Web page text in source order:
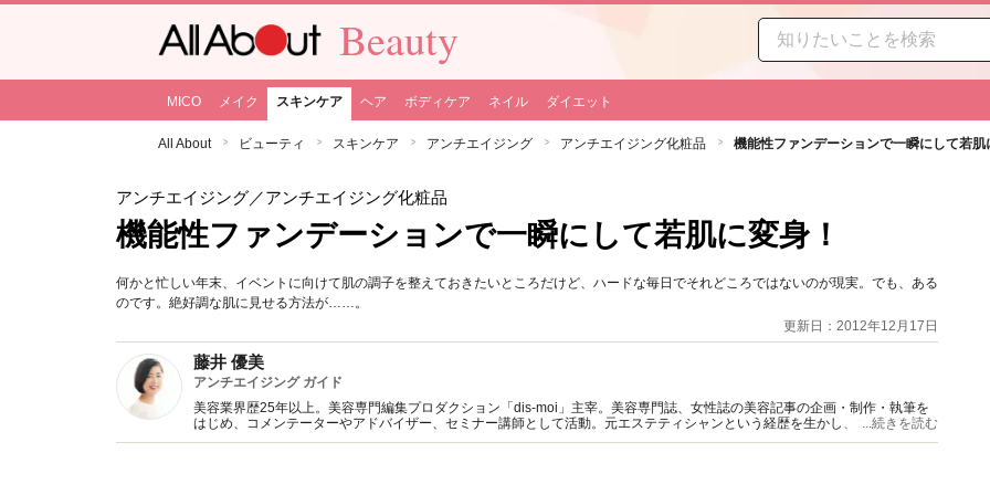
Beauty
MICO メイク スキンケア ヘア ボディケア ネイル ダイエット
All About ビューティ スキンケア アンチエイジング アンチエイジング化粧品 機能性ファンデーションで一瞬にして若肌
アンチエイジング／アンチエイジング化粧品
機能性ファンデーションで一瞬にして若肌に変身！
何かと忙しい年末、イベントに向けて肌の調子を整えておきたいところだけど、ハードな毎日でそれどころではないのが現実。でも、ある
のです。絶好調な肌に見せる方法が……。
更新日：2012年12月17日
藤井 優美
アンチエイジング ガイド
美容業界歴25年以上。美容専門編集プロダクション「dis-moi」主宰。美容専門誌、女性誌の美容記事の企画・制作・執筆を
はじめ、コメンテーターやアドバイザー、セミナー講師として活動。元エステティシャンという経歴を生かし、コスメ開発や
エステアドバイスも行う。
...続きを読む